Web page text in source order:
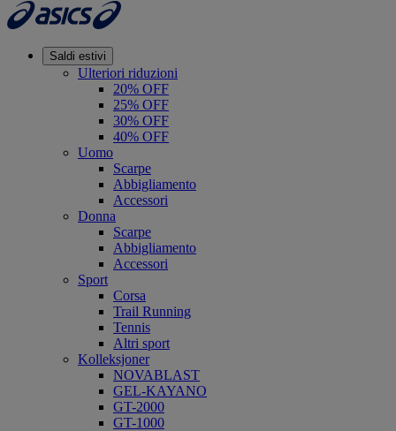
Saldi estivi
Ulteriori riduzioni
20% OFF
25% OFF
30% OFF
40% OFF
Uomo
Scarpe
Abbigliamento
Accessori
Donna
Scarpe
Abbigliamento
Accessori
Sport
Corsa
Trail Running
Tennis
Altri sport
Kolleksjoner
NOVABLAST
GEL-KAYANO
GT-2000
GT-1000